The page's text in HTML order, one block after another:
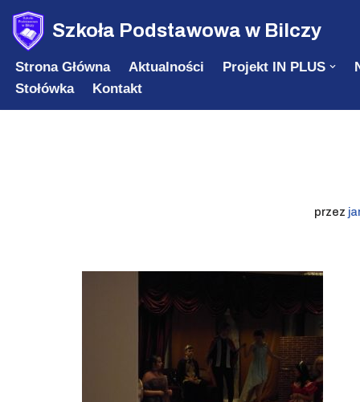
Przejdź
do
treści
Szkoła Podstawowa w Bilczy
Strona Główna Aktualności Projekt IN PLUS
Stołówka
Kontakt
przez